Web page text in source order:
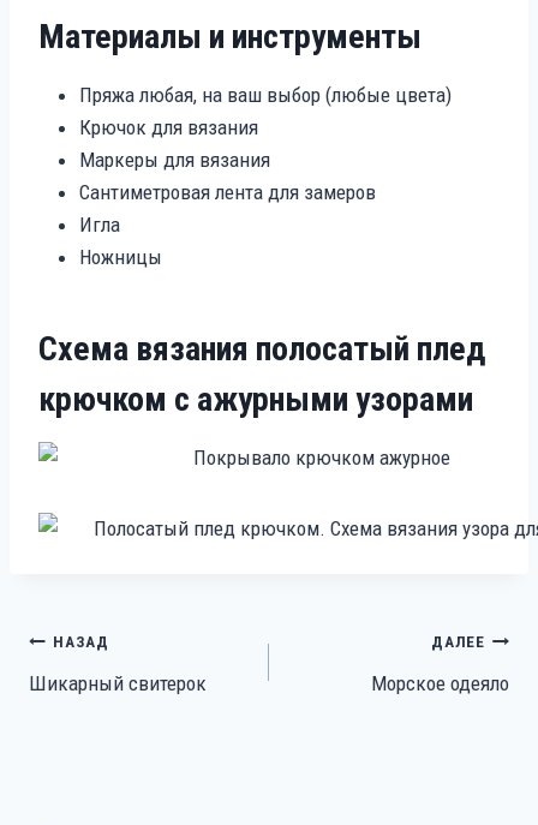
Материалы и инструменты
Пряжа любая, на ваш выбор (любые цвета)
Крючок для вязания
Маркеры для вязания
Сантиметровая лента для замеров
Игла
Ножницы
Схема вязания полосатый плед
крючком с ажурными узорами
Навигация
по
НАЗАД
Шикарный свитерок
ДАЛЕЕ
Морское одеяло